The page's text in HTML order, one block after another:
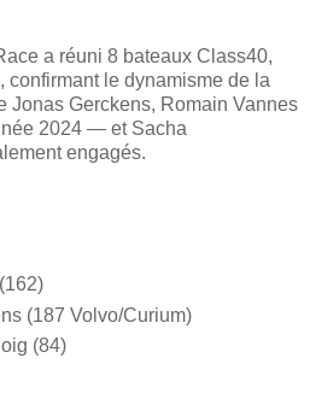
a réuni 8 bateaux Class40,
confirmant le dynamisme de la
Jonas Gerckens, Romain Vannes
2024 — et Sacha
engagés.
(187 Volvo/Curium)
(84)